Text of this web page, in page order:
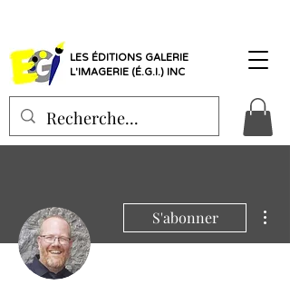
LES ÉDITIONS GALERIE
L'IMAGERIE (É.G.I.) INC
S'abonner